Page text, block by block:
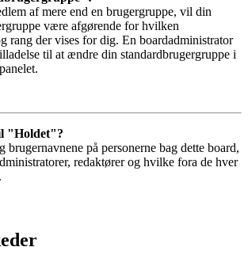
af mere end en brugergruppe, vil din
være afgørende for hvilken
rang der vises for dig. En boardadministrator
til at ændre din standardbrugergruppe i
"Holdet"?
brugernavnene på personerne bag dette board,
redaktører og hvilke fora de hver